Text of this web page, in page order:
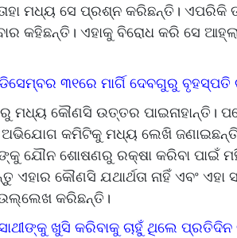
ମଧ୍ୟ ସେ ପ୍ରଶ୍ନ କରିଛନ୍ତି। ଏପରିକି
କହିଛନ୍ତି। ଏହାକୁ ବିରୋଧ କରି ସେ
୩୧ରେ ମାର୍ଗି ଦେବଗୁରୁ
ମଧ୍ୟ କୌଣସି ଉତ୍ତର ପାଇନାହାନ୍ତି।
କମିଟିକୁ ମଧ୍ୟ ଲେଖି ଜଣାଇଛନ୍ତି।
ଯୌନ ଶୋଷଣରୁ ରକ୍ଷା କରିବା ପାଇଁ
ଏହାର କୌଣସି ଯଥାର୍ଥତା ନାହିଁ ଏବଂ
କରିଛନ୍ତି।
ଖୁସି କରିବାକୁ ଚାହୁଁ ଥିଲେ